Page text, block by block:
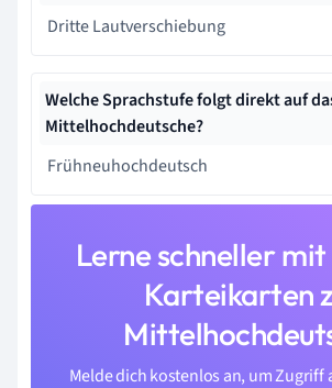
Dritte Lautverschiebung
Welche Sprachstufe folgt direkt auf
Mittelhochdeutsche?
Frühneuhochdeutsch
Lerne schneller mit
Karteikarten
Melde dich kostenlos an, um Zugriff